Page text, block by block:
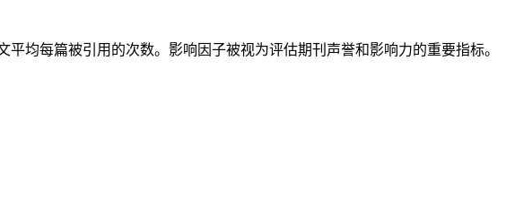
均每篇被引用的次数。影响因子被视为评估期刊声誉和影响力的重要指标。